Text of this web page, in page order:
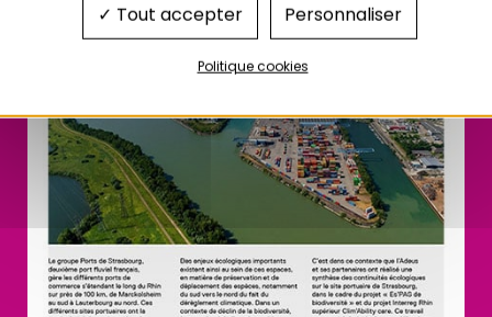
Tout accepter
Personnaliser
Politique cookies